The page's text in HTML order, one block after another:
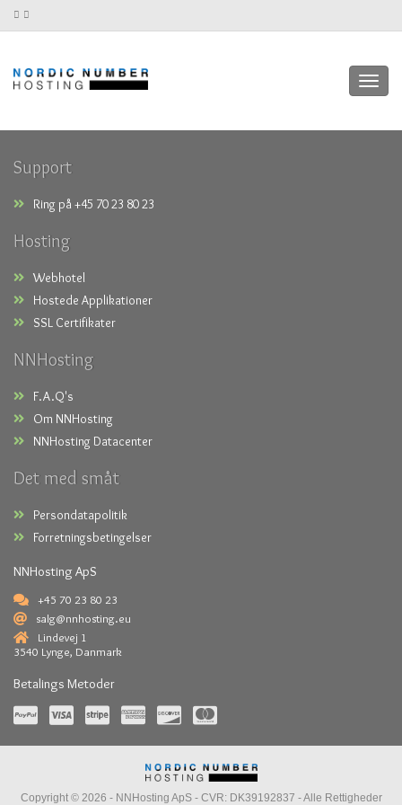
Support
Ring på +45 70 23 80 23
Hosting
Webhotel
Hostede Applikationer
SSL Certifikater
NNHosting
F.A.Q's
Om NNHosting
NNHosting Datacenter
Det med småt
Persondatapolitik
Forretningsbetingelser
NNHosting ApS
+45 70 23 80 23
salg@nnhosting.eu
Lindevej 1
3540 Lynge, Danmark
Betalings Metoder
Copyright © 2026 - NNHosting ApS- CVR: DK39192837 - Alle Rettigheder